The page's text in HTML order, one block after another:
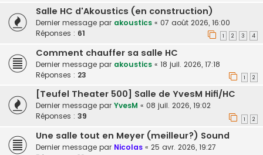
Salle HC d'Akoustics (en construction)
Dernier message par akoustics « 07 août 2026, 16:00
Réponses : 61 1 2 3 4
Comment chauffer sa salle HC
Dernier message par akoustics « 18 juil. 2026, 17:18
Réponses : 23 1 2
[Teufel Theater 500] Salle de YvesM Hifi/HC
Dernier message par YvesM « 08 juil. 2026, 19:02
Réponses : 39 1 2
Une salle tout en Meyer (meilleur?) Sound
Dernier message par Nicolas « 25 avr. 2026, 19:27